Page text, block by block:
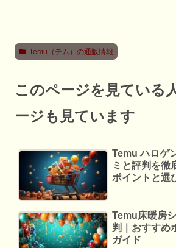
Temu（テム）の通販情報
このページを見ている
ージも見ています
Temu ハロゲ
ミと評判を徹
ポイントと選
Temu床暖房
判｜おすすめ
ガイド